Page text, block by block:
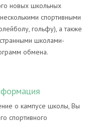
новых школьных
спортивными
гольфу), а также
школами-
обмена.
о кампусе школы, Вы
спортивного